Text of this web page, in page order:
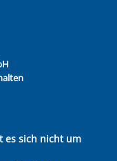
es sich nicht um